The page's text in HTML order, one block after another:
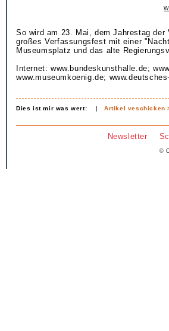
So wird am 23. Mai, dem Jahrestag
großes Verfassungsfest mit einer
Museumsplatz und das alte
Internet: www.bundeskunsthalle.de;
www.museumkoenig.de;
Dies ist mir was wert: |Artikel veschicken
Newsletter
©